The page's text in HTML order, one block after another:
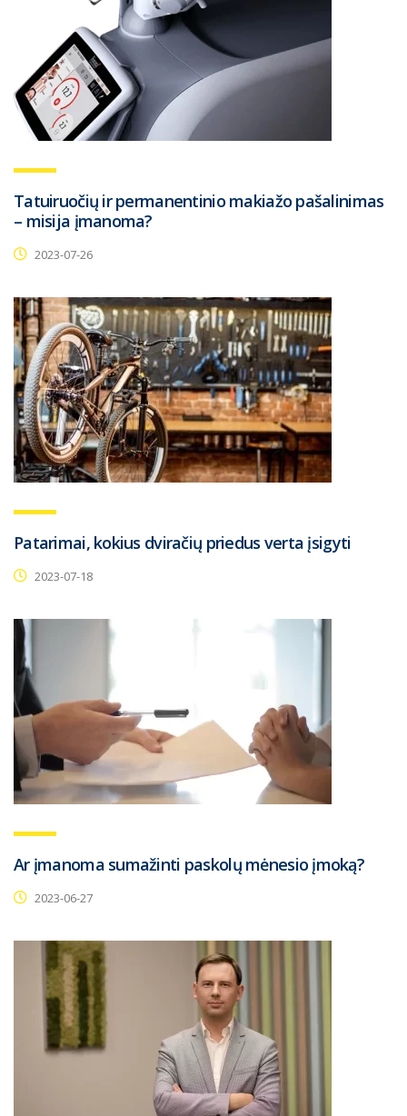
Tatuiruočių ir permanentinio makiažo pašalinimas
– misija įmanoma?
2023-07-26
Patarimai, kokius dviračių priedus verta įsigyti
2023-07-18
Ar įmanoma sumažinti paskolų mėnesio įmoką?
2023-06-27